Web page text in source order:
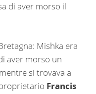
di aver morso il
Mishka era
aver morso un
si trovava a
Francis